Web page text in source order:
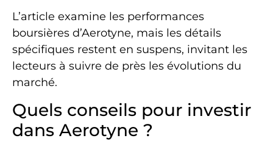
L’article examine les performances
boursières d’Aerotyne, mais les détails
spécifiques restent en suspens, invitant les
lecteurs à suivre de près les évolutions du
marché.
Quels conseils pour investir
dans Aerotyne ?